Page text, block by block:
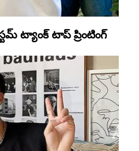
ట్యాంక్ టాప్ ప్రింటింగ్